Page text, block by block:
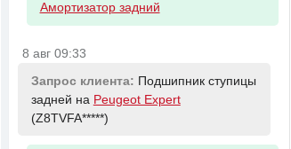
Амортизатор задний
8 авг 09:33
Запрос клиента: Подшипник ступицы
задней на Peugeot Expert
(Z8TVFA*****)